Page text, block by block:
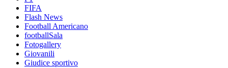
FIFA
Flash News
Football Americano
footballSala
Fotogallery
Giovanili
Giudice sportivo